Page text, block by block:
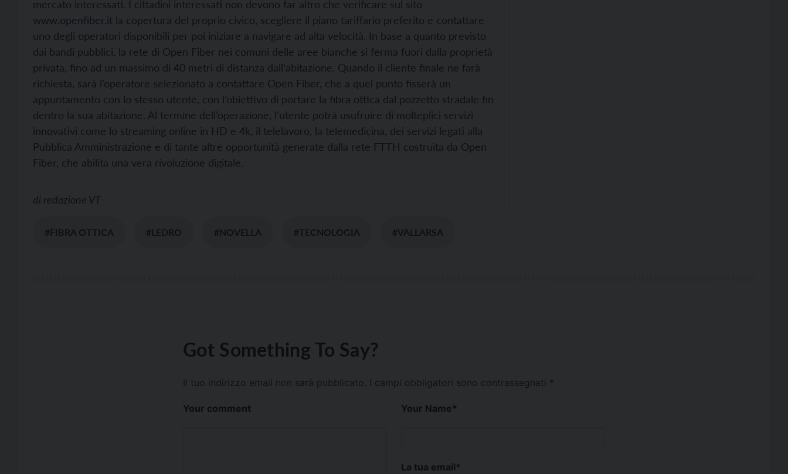
mercato interessati. I cittadini interessati non devono far altro che verificare sul sito
www.openfiber.it la copertura del proprio civico, scegliere il piano tariffario preferito e contattare
uno degli operatori disponibili per poi iniziare a navigare ad alta velocità. In base a quanto previsto
dai bandi pubblici, la rete di Open Fiber nei comuni delle aree bianche si ferma fuori dalla proprietà
privata, fino ad un massimo di 40 metri di distanza dall’abitazione. Quando il cliente finale ne farà
richiesta, sarà l’operatore selezionato a contattare Open Fiber, che a quel punto fisserà un
appuntamento con lo stesso utente, con l’obiettivo di portare la fibra ottica dal pozzetto stradale fin
dentro la sua abitazione. Al termine dell’operazione, l’utente potrà usufruire di molteplici servizi
innovativi come lo streaming online in HD e 4k, il telelavoro, la telemedicina, dei servizi legati alla
Pubblica Amministrazione e di tante altre opportunità generate dalla rete FTTH costruita da Open
Fiber, che abilita una vera rivoluzione digitale.
di redazione VT
#FIBRA OTTICA #LEDRO #NOVELLA #TECNOLOGIA #VALLARSA
Got Something To Say?
Il tuo indirizzo email non sarà pubblicato. I campi obbligatori sono contrassegnati *
Your comment Your Name*
La tua email*